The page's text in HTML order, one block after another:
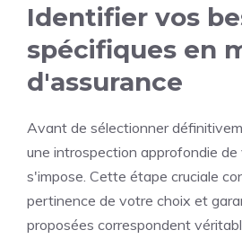
Identifier vos
spécifiques en
d'assurance
Avant de sélectionner
une introspection approfondie de
s'impose. Cette étape cruciale
pertinence de votre choix et
proposées correspondent